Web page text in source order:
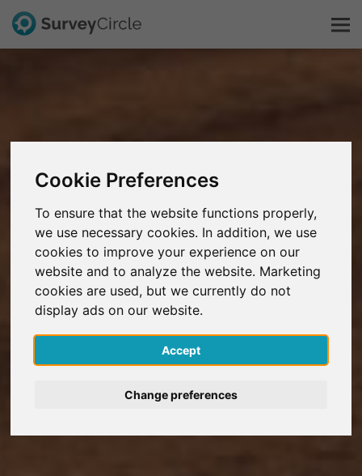
Cookie Preferences
To ensure that the website functions properly,
we use necessary cookies. In addition, we use
cookies to improve your experience on our
website and to analyze the website. Marketing
cookies are used, but we currently do not
display ads on our website.
Accept
Change preferences
Explorer la recherche
FAQ
S'inscrire gratuitement
S'inscrire
English
Deutsch
Nederlands